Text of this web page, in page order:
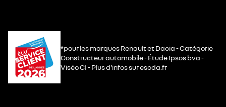
*pour les marques Renault et Dacia - Catégorie
Constructeur automobile - Étude Ipsos bva -
Viséo CI - Plus d’infos sur escda.fr